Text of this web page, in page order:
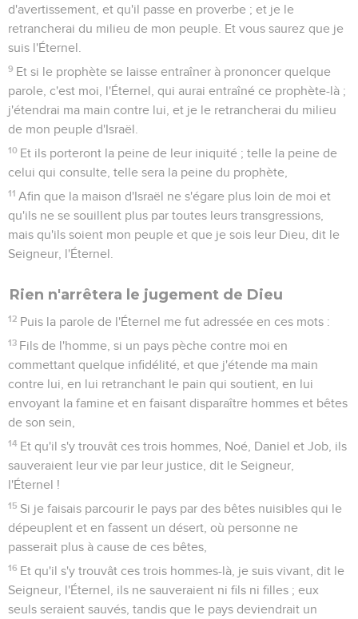
d'avertissement, et qu'il passe en proverbe ; et je le
retrancherai du milieu de mon peuple. Et vous saurez que je
suis l'Éternel.
9 Et si le prophète se laisse entraîner à prononcer quelque
parole, c'est moi, l'Éternel, qui aurai entraîné ce prophète-là ;
j'étendrai ma main contre lui, et je le retrancherai du milieu
de mon peuple d'Israël.
10 Et ils porteront la peine de leur iniquité ; telle la peine de
celui qui consulte, telle sera la peine du prophète,
11 Afin que la maison d'Israël ne s'égare plus loin de moi et
qu'ils ne se souillent plus par toutes leurs transgressions,
mais qu'ils soient mon peuple et que je sois leur Dieu, dit le
Seigneur, l'Éternel.
Rien n'arrêtera le jugement de Dieu
12 Puis la parole de l'Éternel me fut adressée en ces mots :
13 Fils de l'homme, si un pays pèche contre moi en
commettant quelque infidélité, et que j'étende ma main
contre lui, en lui retranchant le pain qui soutient, en lui
envoyant la famine et en faisant disparaître hommes et bêtes
de son sein,
14 Et qu'il s'y trouvât ces trois hommes, Noé, Daniel et Job, ils
sauveraient leur vie par leur justice, dit le Seigneur,
l'Éternel !
15 Si je faisais parcourir le pays par des bêtes nuisibles qui le
dépeuplent et en fassent un désert, où personne ne
passerait plus à cause de ces bêtes,
16 Et qu'il s'y trouvât ces trois hommes-là, je suis vivant, dit le
Seigneur, l'Éternel, ils ne sauveraient ni fils ni filles ; eux
seuls seraient sauvés, tandis que le pays deviendrait un